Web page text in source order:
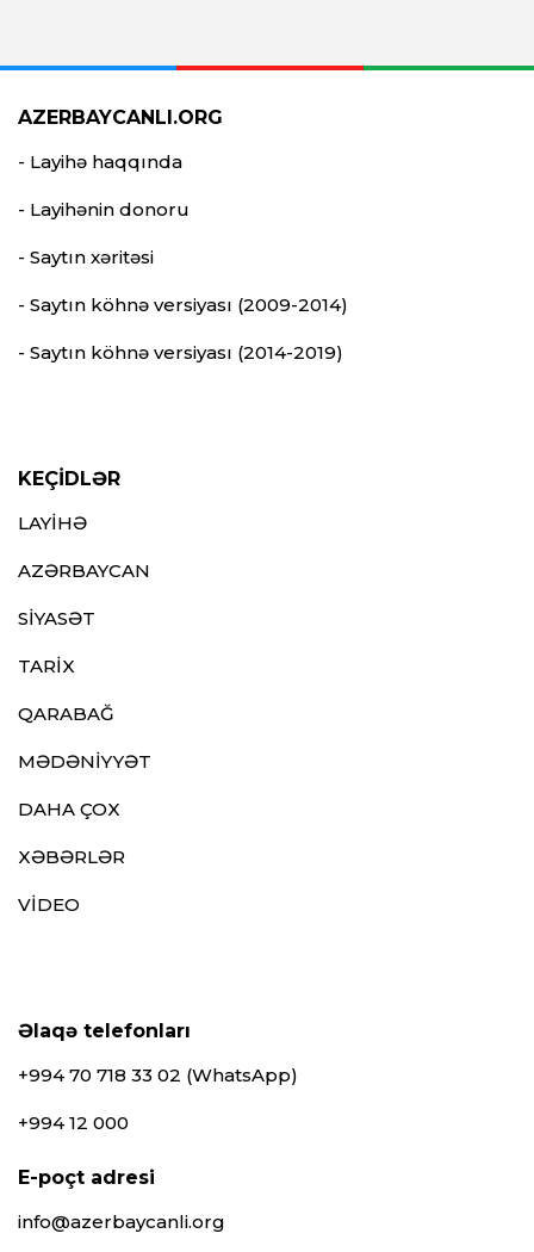
AZERBAYCANLI.ORG
- Layihə haqqında
- Layihənin donoru
- Saytın xəritəsi
- Saytın köhnə versiyası (2009-2014)
- Saytın köhnə versiyası (2014-2019)
KEÇİDLƏR
LAYİHƏ
AZƏRBAYCAN
SİYASƏT
TARİX
QARABAĞ
MƏDƏNİYYƏT
DAHA ÇOX
XƏBƏRLƏR
VİDEO
Əlaqə telefonları
+994 70 718 33 02 (WhatsApp)
+994 12 000
E-poçt adresi
info@azerbaycanli.org